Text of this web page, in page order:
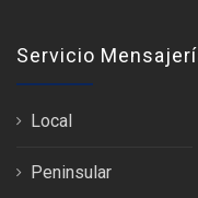
Servicio
Local
Peninsular